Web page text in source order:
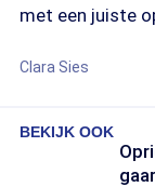
met een juiste
Clara Sies
BEKIJK OOK